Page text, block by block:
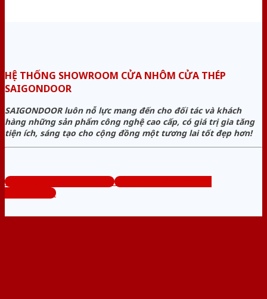
HỆ THỐNG SHOWROOM CỬA NHÔM CỬA THÉP
SAIGONDOOR
SAIGONDOOR luôn nỗ lực mang đến cho đối tác và khách
hàng những sản phẩm công nghệ cao cấp, có giá trị gia tăng
tiện ích, sáng tạo cho cộng đồng một tương lai tốt đẹp hơn!
www.cuanhomcuathep.com
Tổng đài tư vấn miễn phí:
0824.400.400